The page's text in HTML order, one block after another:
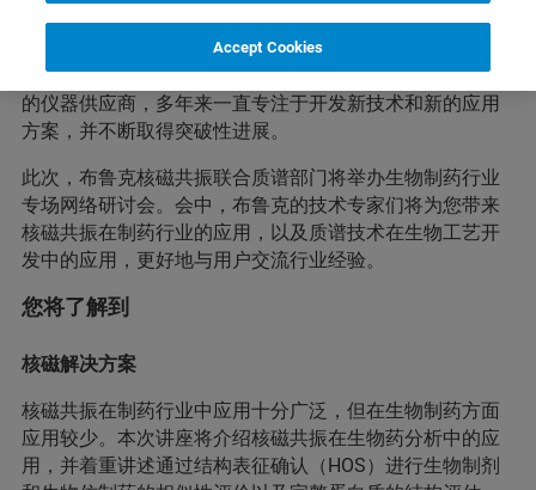
核磁共振、质谱等现代分析技术在药物研究、药物开发和
药物生产中发挥着不可替代的作用。布鲁克作为全球知名
的仪器供应商，多年来一直专注于开发新技术和新的应用
方案，并不断取得突破性进展。
此次，布鲁克核磁共振联合质谱部门将举办生物制药行业
专场网络研讨会。会中，布鲁克的技术专家们将为您带来
核磁共振在制药行业的应用，以及质谱技术在生物工艺开
发中的应用，更好地与用户交流行业经验。
您将了解到
核磁解决方案
核磁共振在制药行业中应用十分广泛，但在生物制药方面
应用较少。本次讲座将介绍核磁共振在生物药分析中的应
用，并着重讲述通过结构表征确认（HOS）进行生物制剂
Accept Cookies